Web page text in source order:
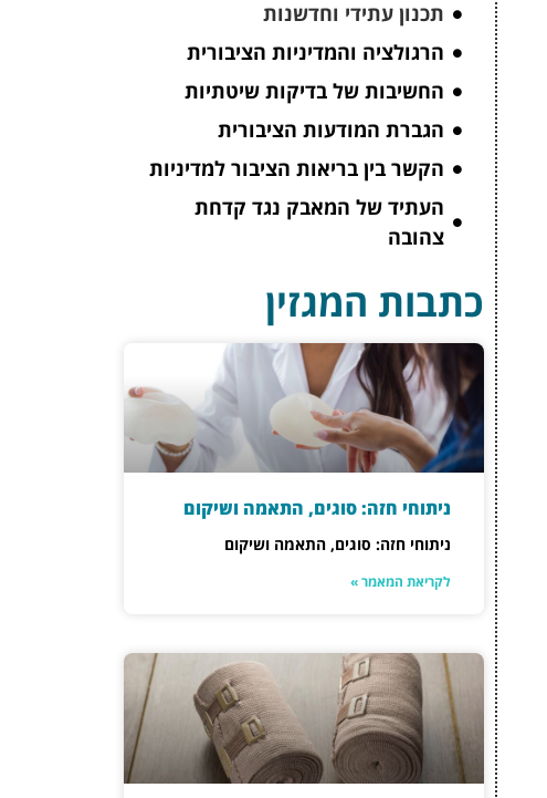
תכנון עתידי וחדשנות
הרגולציה והמדיניות הציבורית
החשיבות של בדיקות שיטתיות
הגברת המודעות הציבורית
הקשר בין בריאות הציבור למדיניות
העתיד של המאבק נגד קדחת
צהובה
כתבות המגזין
ניתוחי חזה: סוגים, התאמה ושיקום
ניתוחי חזה: סוגים, התאמה ושיקום
לקריאת המאמר »